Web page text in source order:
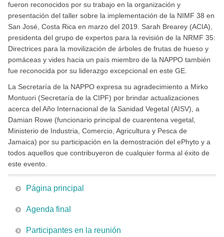
fueron reconocidos por su trabajo en la organización y
presentación del taller sobre la implementación de la NIMF 38 en
San José, Costa Rica en marzo del 2019. Sarah Brearey (ACIA),
presidenta del grupo de expertos para la revisión de la NRMF 35:
Directrices para la movilización de árboles de frutas de hueso y
pomáceas y vides hacia un país miembro de la NAPPO también
fue reconocida por su liderazgo excepcional en este GE.
La Secretaría de la NAPPO expresa su agradecimiento a Mirko
Montuori (Secretaría de la CIPF) por brindar actualizaciones
acerca del Año Internacional de la Sanidad Vegetal (AISV), a
Damian Rowe (funcionario principal de cuarentena vegetal,
Ministerio de Industria, Comercio, Agricultura y Pesca de
Jamaica) por su participación en la demostración del ePhyto y a
todos aquellos que contribuyeron de cualquier forma al éxito de
este evento.
Página principal
Agenda final
Participantes en la reunión